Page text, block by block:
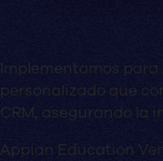
Implementamos
personalizado que
CRM, asegurando la
Appian Education